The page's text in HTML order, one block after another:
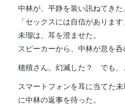
中林が、平静を装い訊ねてきた
「セックスには自信があります
未瑠は、耳を澄ませた。
スピーカーから、中林が息を呑
穂積さん。幻滅した？ でも、
スマートフォンを耳に当てた
に中林の返事を待った。